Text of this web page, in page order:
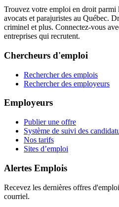
Trouvez votre emploi en droit parmi
avocats et parajuristes au Québec.
criminel et plus. Connectez-vous
entreprises qui recrutent.
Chercheurs d'emploi
Rechercher des emplois
Rechercher des employeurs
Employeurs
Publier une offre
Système de suivi des
Nos tarifs
Sites d’emploi
Alertes Emplois
Recevez les dernières offres
courriel.